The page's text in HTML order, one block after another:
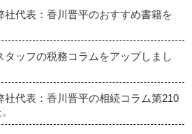
代表：香川晋平のおすすめ書籍を
ッフの税務コラムをアップしまし
代表：香川晋平の相続コラム第210